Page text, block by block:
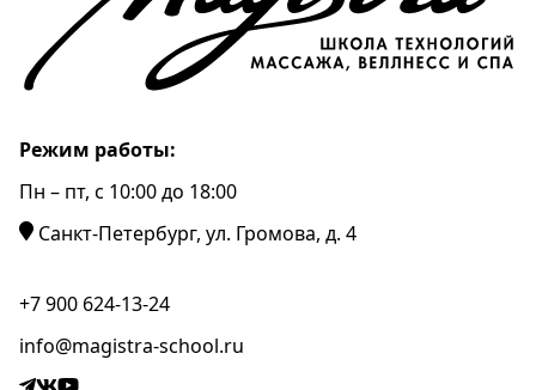
Режим работы:
Пн – пт, c 10:00 до 18:00
Санкт-Петербург, ул. Громова, д. 4
+7 900 624-13-24
info@magistra-school.ru